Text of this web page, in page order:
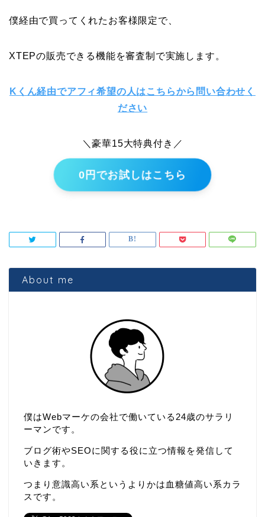
僕経由で買ってくれたお客様限定で、
XTEPの販売できる機能を審査制で実施します。
Kくん経由でアフィ希望の人はこちらから問い合わせく
ださい
＼豪華15大特典付き／
0円でお試しはこちら
About me
僕はWebマーケの会社で働いている24歳のサラリ
ーマンです。
ブログ術やSEOに関する役に立つ情報を発信して
いきます。
つまり意識高い系というよりかは血糖値高い系カラ
スです。